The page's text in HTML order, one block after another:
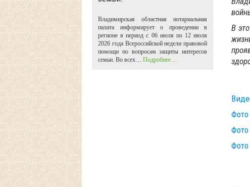
Владимирская областная нотариальная
палата информирует о проведении в
регионе в период с 06 июля по 12 июля
2026 года Всероссийской недели правовой
помощи по вопросам защиты интересов
семьи. Во всех… Подробнее ...
В
Фото
Фото
Фото